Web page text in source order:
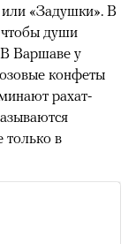
«Задушки». В
души
Варшаве у
конфеты
рахат-
только в